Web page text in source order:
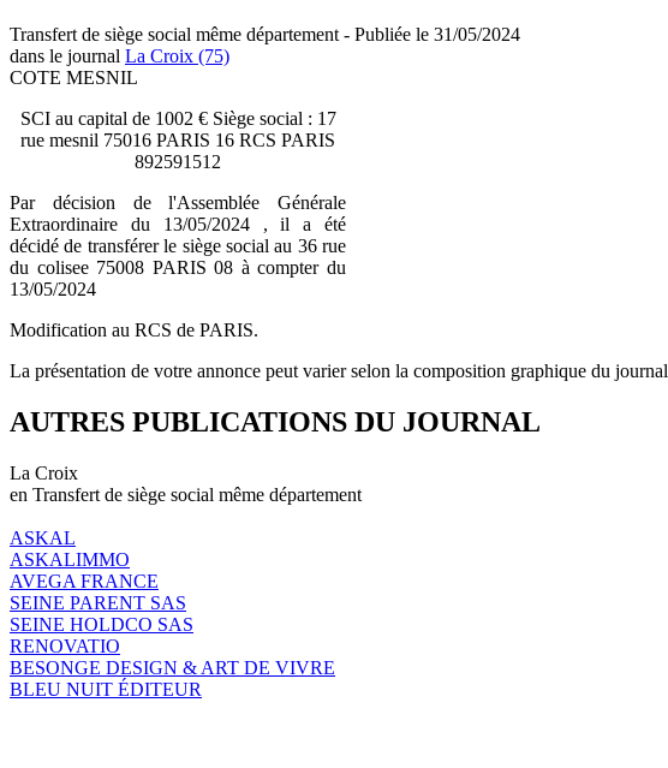
Transfert de siège social même département - Publiée le 31/05/2024
dans le journal La Croix (75)
COTE MESNIL
SCI au capital de 1002 € Siège social : 17
rue mesnil 75016 PARIS 16 RCS PARIS
892591512
Par décision de l'Assemblée Générale
Extraordinaire du 13/05/2024 , il a été
décidé de transférer le siège social au 36 rue
du colisee 75008 PARIS 08 à compter du
13/05/2024
Modification au RCS de PARIS.
La présentation de votre annonce peut varier selon la composition graphique du journal
AUTRES PUBLICATIONS DU JOURNAL
La Croix
en Transfert de siège social même département
ASKAL
ASKALIMMO
AVEGA FRANCE
SEINE PARENT SAS
SEINE HOLDCO SAS
RENOVATIO
BESONGE DESIGN & ART DE VIVRE
BLEU NUIT ÉDITEUR